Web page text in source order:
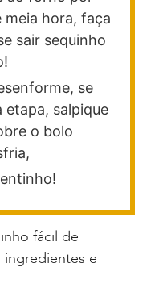
hora, faça
sair sequinho
se
etapa, salpique
o bolo
fácil de
e